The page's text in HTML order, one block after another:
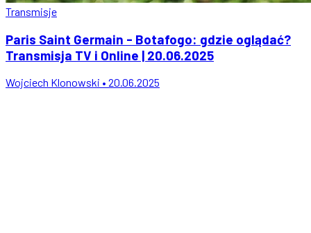
Transmisje
Paris Saint Germain - Botafogo: gdzie oglądać?
Transmisja TV i Online | 20.06.2025
Wojciech Klonowski • 20.06.2025